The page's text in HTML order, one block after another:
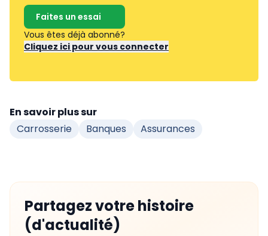
Faites un essai
Vous êtes déjà abonné?
Cliquez ici pour vous connecter
En savoir plus sur
Carrosserie
Banques Assurances
Partagez votre histoire
(d'actualité)